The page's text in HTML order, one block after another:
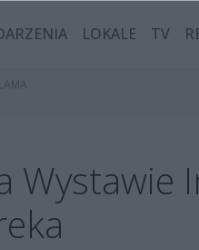
LOKALE TV
Wystawie